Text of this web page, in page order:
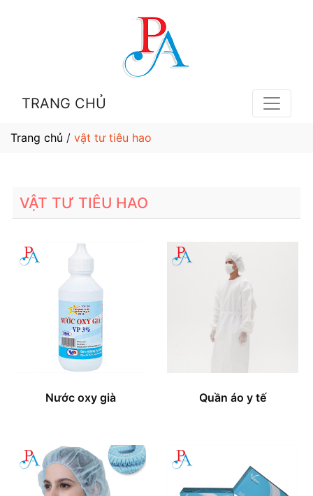
TRANG CHỦ
Trang chủ / vật tư tiêu hao
VẬT TƯ TIÊU HAO
Nước oxy già Quần áo y tế